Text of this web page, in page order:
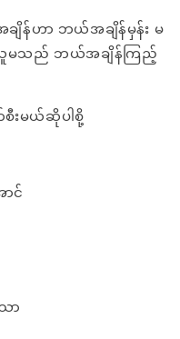
န်ဟာ ဘယ်အချိန်မှန်း မ
မသည် ဘယ်အချိန်ကြည့်
စီးမယ်ဆိုပါစို့
င်
ာ